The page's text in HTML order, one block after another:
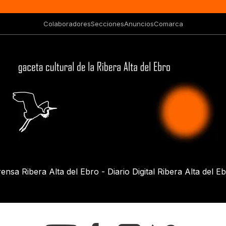
ColaboradoresSeccionesAnunciosComarca
Ribera Alta del Ebro - Diario Digital Ribera Alta del